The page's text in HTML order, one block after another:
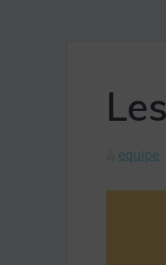
equipe